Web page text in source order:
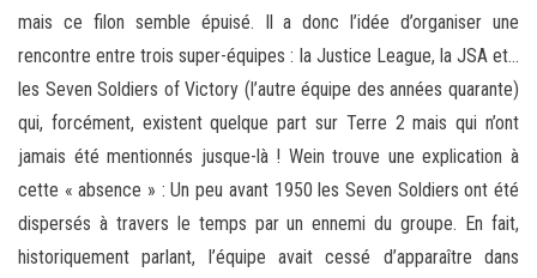
mais ce filon semble épuisé. Il a donc l’idée d’organiser une
rencontre entre trois super-équipes : la Justice League, la JSA et…
les Seven Soldiers of Victory (l’autre équipe des années quarante)
qui, forcément, existent quelque part sur Terre 2 mais qui n’ont
jamais été mentionnés jusque-là ! Wein trouve une explication à
cette « absence » : Un peu avant 1950 les Seven Soldiers ont été
dispersés à travers le temps par un ennemi du groupe. En fait,
historiquement parlant, l’équipe avait cessé d’apparaître dans